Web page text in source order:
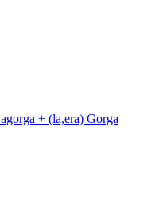
+ (la,era) Gorga